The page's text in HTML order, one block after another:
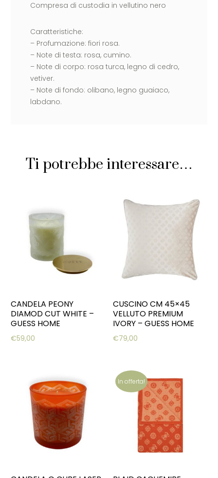
Compresa di custodia in vellutino nero
Caratteristiche:
– Profumazione: fiori rosa.
– Note di testa: rosa, cumino.
– Note di corpo: rosa turca, legno di cedro,
vetiver.
– Note di fondo: olibano, legno guaiaco,
labdano.
Ti potrebbe interessare…
CANDELA PEONY
DIAMOD CUT WHITE –
GUESS HOME
€59,00
CUSCINO CM 45×45
VELLUTO PREMIUM
IVORY – GUESS HOME
€79,00
In offerta!